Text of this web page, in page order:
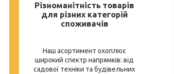
Різноманітність товарів
для різних категорій
споживачів
Наш асортимент охоплює
широкий спектр напрямків: від
садової техніки та будівельних